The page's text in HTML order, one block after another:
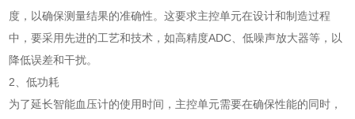
度，以确保测量结果的准确性。这要求主控单元在设计和制造过程
中，要采用先进的工艺和技术，如高精度ADC、低噪声放大器等，以
降低误差和干扰。
2、低功耗
为了延长智能血压计的使用时间，主控单元需要在确保性能的同时，